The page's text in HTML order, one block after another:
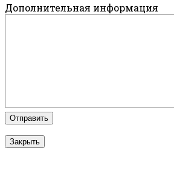
Дополнительная информация
Закрыть